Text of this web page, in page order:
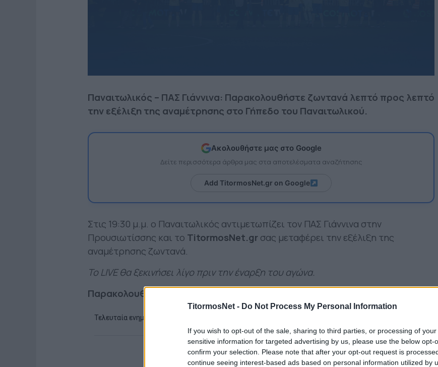
TitormosNet - Do Not Process My Personal Information
If you wish to opt-out of the sale, sharing to third parties, or processing of
sensitive information for targeted advertising by us, please use the below opt-
confirm your selection. Please note that after your opt-out request is
continue seeing interest-based ads based on personal information utilized by
Παναιτωλικός – ΠΑΣ Γιάννινα: Παρακολουθήστε ζωντανά λεπτό προς λεπτό
την εξέλιξη της αναμέτρησης στο Γήπεδο του Παναιτωλικού.
Ακολουθήστε μας στο Google
Δείτε περισσότερα άρθρα μας στα αποτελέσματα αναζήτησης
Add TitormosNet.gr on Google
Στις 19:30 μ.μ. ο Παναιτωλικός αντιμετωπίζει τον ΠΑΣ Γιάννινα στην
Προυσιωτίσσης και το TitormosNet.grσας μεταφέρει την εξέλιξη της
αναμέτρησης ζωντανά.
Το LIVE θα ξεκινήσει λίγο πριν την έναρξη του αγώνα.
Παρακολουθείστε ζωντανά ροή αγώνα μέσω Live24 Blog παρακάτω: